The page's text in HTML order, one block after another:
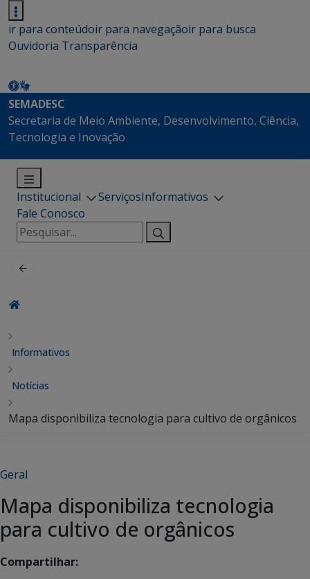
ir para conteúdoir para navegaçãoir para busca
Ouvidoria Transparência
SEMADESC
Secretaria de Meio Ambiente, Desenvolvimento, Ciência,
Tecnologia e Inovação
Institucional ServiçosInformativos
Fale Conosco
Pesquisar
por:
Informativos
Notícias
Mapa disponibiliza tecnologia para cultivo de orgânicos
Geral
Mapa disponibiliza tecnologia
para cultivo de orgânicos
Compartilhar: